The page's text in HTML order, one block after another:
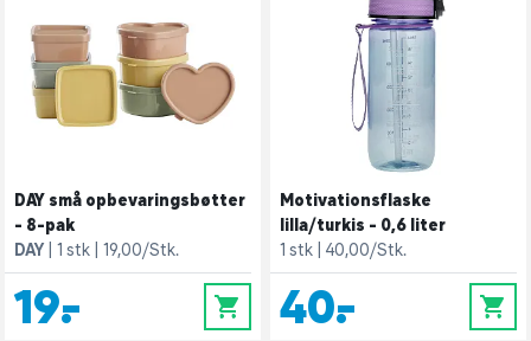
DAY små opbevaringsbøtter
- 8-pak
DAY
1 stk 19,00/Stk.
19,- 0
Motivationsflaske
lilla/turkis - 0,6 liter
1 stk
40,00/Stk.
40,- 0